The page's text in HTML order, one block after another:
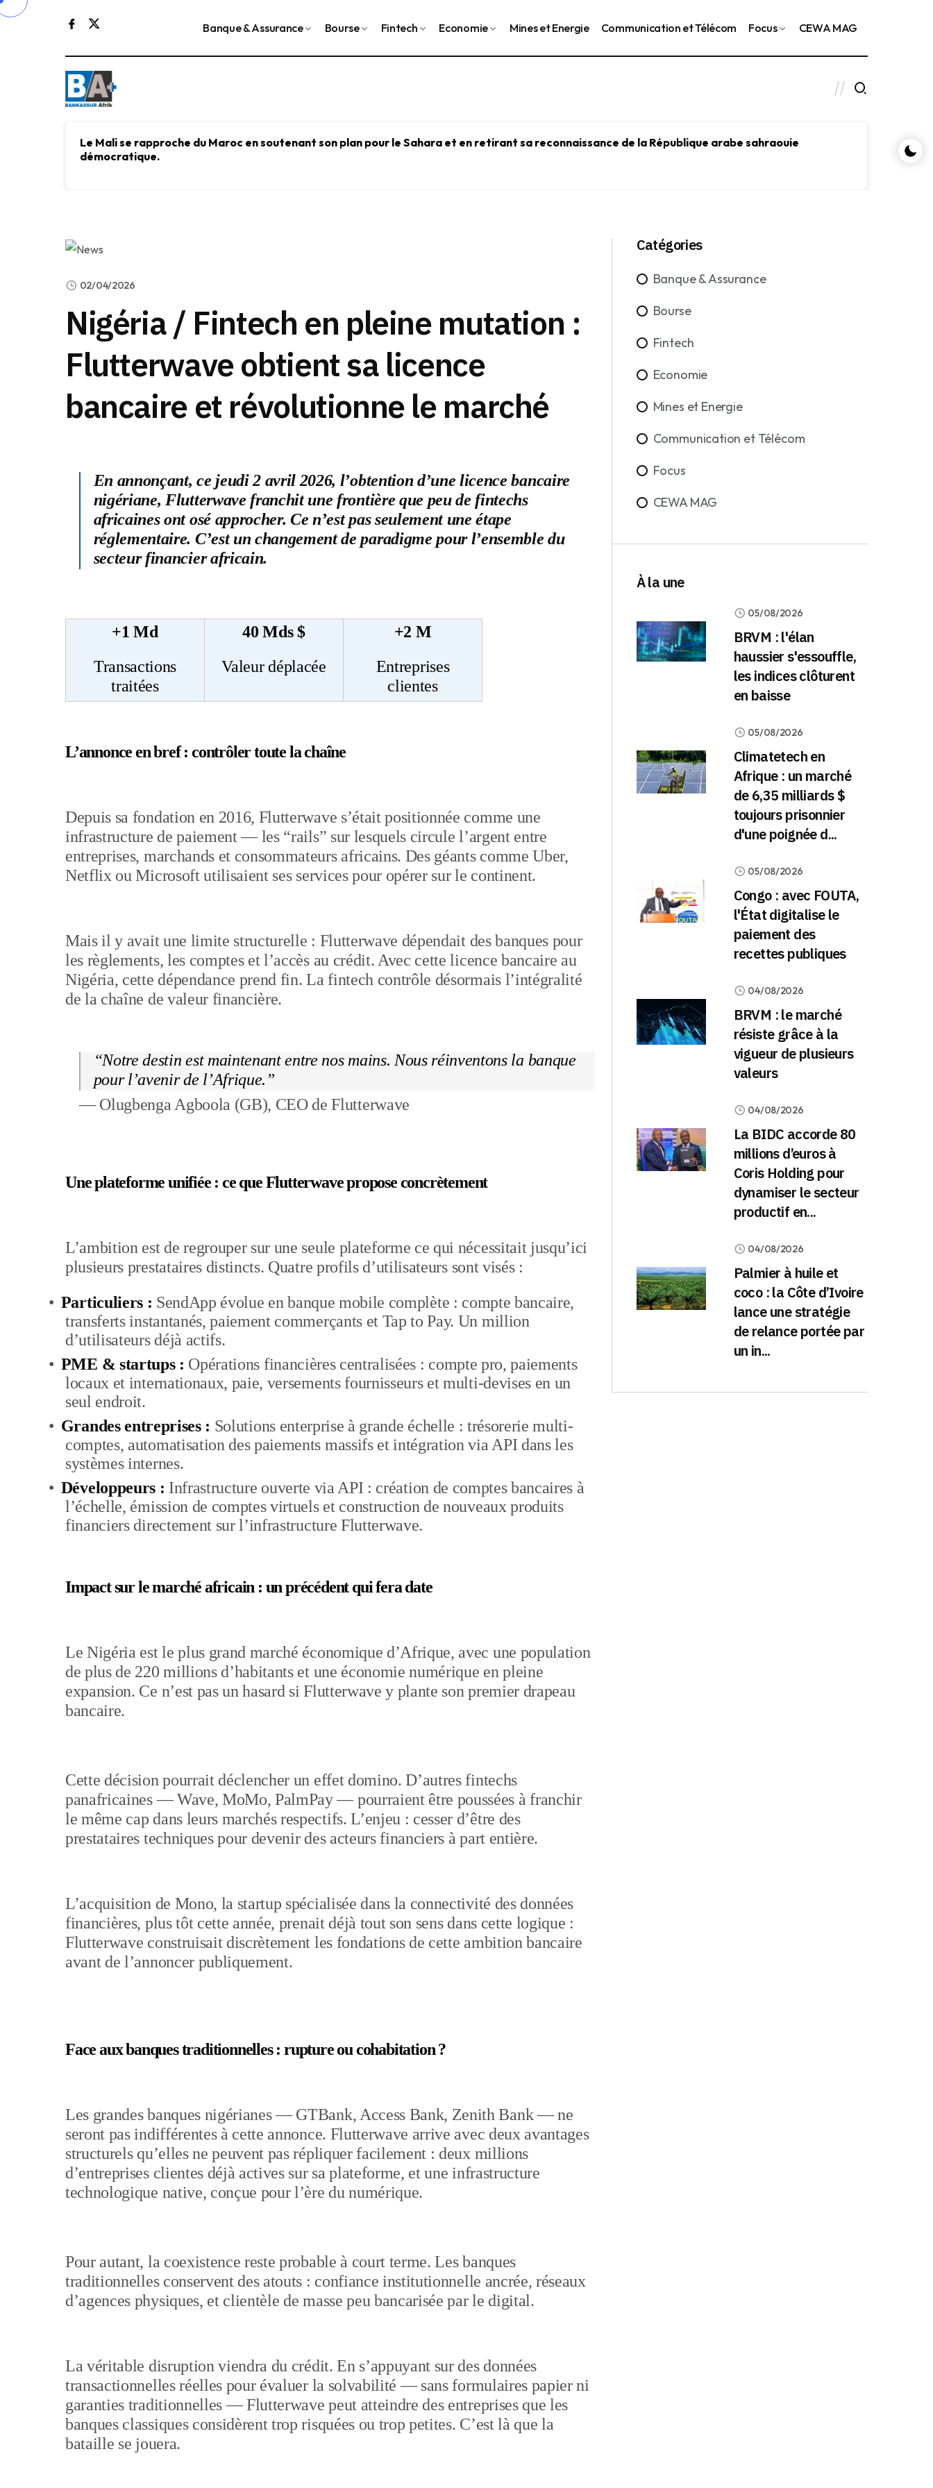
Banque & Assurance Bourse Fintech Economie Mines et Energie Communication et Télécom Focus CEWA MAG
Le Mali se rapproche du Maroc en soutenant son plan pour le Sahara et en retirant sa reconnaissance de la République arabe sahraouie
démocratique.
Le
le
02/04/2026
Nigéria / Fintech en pleine mutation :
Flutterwave obtient sa licence
bancaire et révolutionne le marché
En annonçant, ce jeudi 2 avril 2026, l’obtention d’une licence bancaire
nigériane, Flutterwave franchit une frontière que peu de fintechs
africaines ont osé approcher. Ce n’est pas seulement une étape
réglementaire. C’est un changement de paradigme pour l’ensemble du
secteur financier africain.
+1 Md
Transactions
traitées
40 Mds $
Valeur déplacée
+2 M
Entreprises
clientes
L’annonce en bref : contrôler toute la chaîne
Depuis sa fondation en 2016, Flutterwave s’était positionnée comme une
infrastructure de paiement — les “rails” sur lesquels circule l’argent entre
entreprises, marchands et consommateurs africains. Des géants comme Uber,
Netflix ou Microsoft utilisaient ses services pour opérer sur le continent.
Mais il y avait une limite structurelle : Flutterwave dépendait des banques pour
les règlements, les comptes et l’accès au crédit. Avec cette licence bancaire au
Nigéria, cette dépendance prend fin. La fintech contrôle désormais l’intégralité
de la chaîne de valeur financière.
“Notre destin est maintenant entre nos mains. Nous réinventons la banque
pour l’avenir de l’Afrique.”
— Olugbenga Agboola (GB), CEO de Flutterwave
Une plateforme unifiée : ce que Flutterwave propose concrètement
L’ambition est de regrouper sur une seule plateforme ce qui nécessitait jusqu’ici
plusieurs prestataires distincts. Quatre profils d’utilisateurs sont visés :
• Particuliers : SendApp évolue en banque mobile complète : compte bancaire,
transferts instantanés, paiement commerçants et Tap to Pay. Un million
d’utilisateurs déjà actifs.
• PME & startups : Opérations financières centralisées : compte pro, paiements
locaux et internationaux, paie, versements fournisseurs et multi-devises en un
seul endroit.
• Grandes entreprises : Solutions enterprise à grande échelle : trésorerie multi-
comptes, automatisation des paiements massifs et intégration via API dans les
systèmes internes.
• Développeurs : Infrastructure ouverte via API : création de comptes bancaires à
l’échelle, émission de comptes virtuels et construction de nouveaux produits
financiers directement sur l’infrastructure Flutterwave.
Impact sur le marché africain : un précédent qui fera date
Le Nigéria est le plus grand marché économique d’Afrique, avec une population
de plus de 220 millions d’habitants et une économie numérique en pleine
expansion. Ce n’est pas un hasard si Flutterwave y plante son premier drapeau
bancaire.
Cette décision pourrait déclencher un effet domino. D’autres fintechs
panafricaines — Wave, MoMo, PalmPay — pourraient être poussées à franchir
le même cap dans leurs marchés respectifs. L’enjeu : cesser d’être des
prestataires techniques pour devenir des acteurs financiers à part entière.
L’acquisition de Mono, la startup spécialisée dans la connectivité des données
financières, plus tôt cette année, prenait déjà tout son sens dans cette logique :
Flutterwave construisait discrètement les fondations de cette ambition bancaire
avant de l’annoncer publiquement.
Face aux banques traditionnelles : rupture ou cohabitation ?
Les grandes banques nigérianes — GTBank, Access Bank, Zenith Bank — ne
seront pas indifférentes à cette annonce. Flutterwave arrive avec deux avantages
structurels qu’elles ne peuvent pas répliquer facilement : deux millions
d’entreprises clientes déjà actives sur sa plateforme, et une infrastructure
technologique native, conçue pour l’ère du numérique.
Pour autant, la coexistence reste probable à court terme. Les banques
traditionnelles conservent des atouts : confiance institutionnelle ancrée, réseaux
d’agences physiques, et clientèle de masse peu bancarisée par le digital.
La véritable disruption viendra du crédit. En s’appuyant sur des données
transactionnelles réelles pour évaluer la solvabilité — sans formulaires papier ni
garanties traditionnelles — Flutterwave peut atteindre des entreprises que les
banques classiques considèrent trop risquées ou trop petites. C’est là que la
bataille se jouera.
Catégories
Banque & Assurance
Bourse
Fintech
Economie
Mines et Energie
Communication et Télécom
Focus
CEWA MAG
À la une
05/08/2026
BRVM : l'élan
haussier s'essouffle,
les indices clôturent
en baisse
05/08/2026
Climatetech en
Afrique : un marché
de 6,35 milliards $
toujours prisonnier
d'une poignée d...
05/08/2026
Congo : avec FOUTA,
l'État digitalise le
paiement des
recettes publiques
04/08/2026
BRVM : le marché
résiste grâce à la
vigueur de plusieurs
valeurs
04/08/2026
La BIDC accorde 80
millions d’euros à
Coris Holding pour
dynamiser le secteur
productif en...
04/08/2026
Palmier à huile et
coco : la Côte d’Ivoire
lance une stratégie
de relance portée par
un in...